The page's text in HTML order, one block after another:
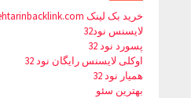
خرید بک لینک behtarinbacklink.com
لایسنس نود32
پسورد نود 32
اوکلی لایسنس رایگان نود 32
همیار نود 32
بهترین سئو